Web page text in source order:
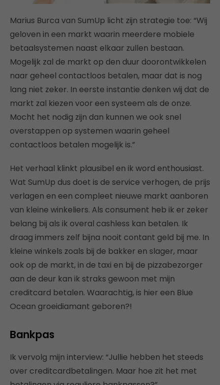
Marius Burca van SumUp licht zijn strategie toe: “Wij
geloven in een markt waarin meerdere mobiele
betaalsystemen naast elkaar zullen bestaan.
Mogelijk zal de markt op den duur doorontwikkelen
naar geheel contactloos betalen, maar dat is nog
lang niet zeker. In eerste instantie denken wij dat de
markt zal kiezen voor een systeem als de onze.
Mocht het nodig zijn dan kunnen we ook snel
overstappen op systemen waarin geheel
contactloos betalen mogelijk is.”
Het verhaal klinkt plausibel en ik word enthousiast.
Wat SumUp dus doet is de service verhogen, de prijs
verlagen en een compleet nieuwe markt aanboren
van kleine winkeliers. Als consument heb ik er zeker
belang bij als ik overal cashless kan betalen. Ik
draag immers zelf bijna nooit contant geld bij me. In
kleine winkels zoals bij de bakker en slager, maar
ook op de markt, in de taxi en bij de pizzabezorger
aan de deur kan ik straks gewoon met mijn
creditcard betalen. Waarachtig, is hier een Blue
Ocean groeidiamant geboren?!
Bankpas
Ik vervolg mijn interview: “Jullie hebben het steeds
over creditcardbetalingen. Maar hoe zit het met